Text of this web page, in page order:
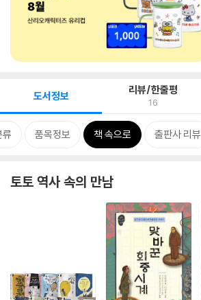
도서정보 리뷰/한줄평
16
류 품목정보 책 속으로 출판사 리뷰
토토 역사 속의 만남